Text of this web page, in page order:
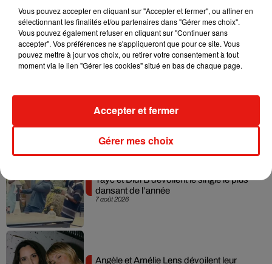
7 août 2026
Julien Lieb s’essaye à la vie de chatelain
dans son nouveau clip
7 août 2026
Madonna sort enfin le remix de « Love
Sensation » avec Kylie Minogue
7 août 2026
Tayc et Didi B dévoilent le single le plus
dansant de l’année
Angèle et Amélie Lens dévoilent leur
Vous pouvez accepter en cliquant sur "Accepter et fermer", ou affiner en
sélectionnant les finalités et/ou partenaires dans "Gérer mes choix".
Vous pouvez également refuser en cliquant sur "Continuer sans
accepter". Vos préférences ne s'appliqueront que pour ce site. Vous
pouvez mettre à jour vos choix, ou retirer votre consentement à tout
moment via le lien "Gérer les cookies" situé en bas de chaque page.
Gérer mes choix
Accepter et fermer